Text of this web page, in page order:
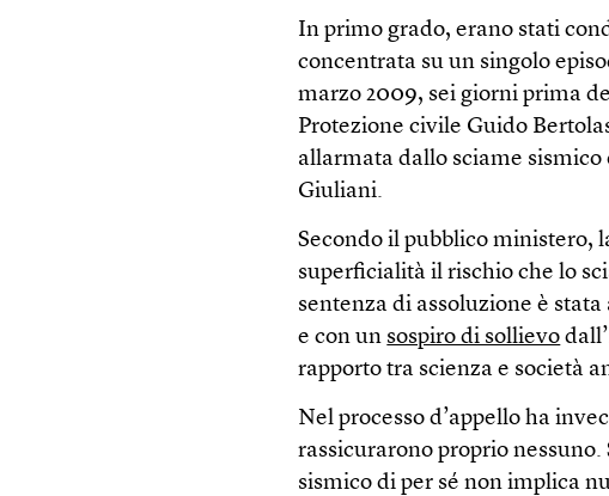
In primo grado, erano stati
concentrata su un singolo
marzo 2009, sei giorni prima
Protezione civile Guido
allarmata dallo sciame
Giuliani.
Secondo il pubblico ministero,
superficialità il rischio che lo
sentenza di assoluzione è
e con un sospiro di sollievo
rapporto tra scienza e società
Nel processo d’appello ha
rassicurarono proprio
sismico di per sé non implica